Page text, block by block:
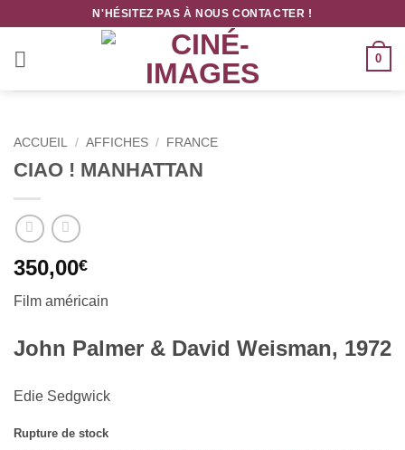
contenu
N'HÉSITEZ PAS À NOUS CONTACTER !
0
ACCUEIL / AFFICHES / FRANCE
CIAO ! MANHATTAN
350,00€
Film américain
John Palmer & David Weisman, 1972
Edie Sedgwick
Rupture de stock